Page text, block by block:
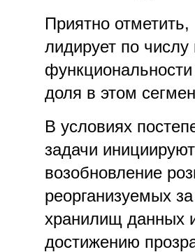
Приятно
лидирует по
доля в этом
В условиях
задачи
возобновление
реорганизуемых
хранилищ данных
достижению